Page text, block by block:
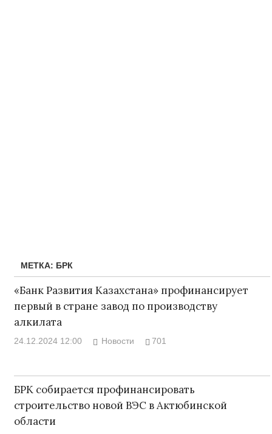
МЕТКА: БРК
«Банк Развития Казахстана» профинансирует
первый в стране завод по производству
алкилата
24.12.2024 12:00 Новости 701
БРК собирается профинансировать
строительство новой ВЭС в Актюбинской
области